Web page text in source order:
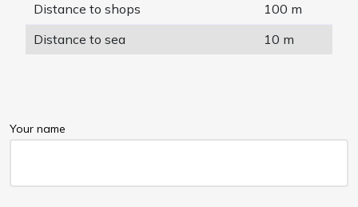
Distance to shops
100 m
Distance to sea
10 m
Your name